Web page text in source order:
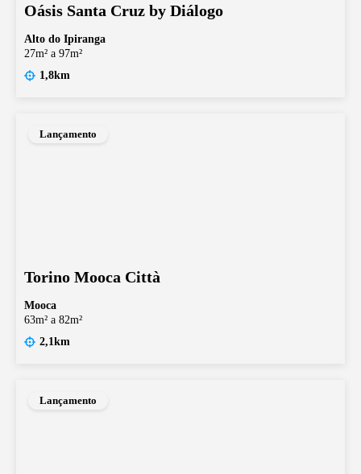
Oásis Santa Cruz by Diálogo
Alto do Ipiranga
27m² a 97m²
1,8km
Lançamento
Torino Mooca Città
Mooca
63m² a 82m²
2,1km
Lançamento